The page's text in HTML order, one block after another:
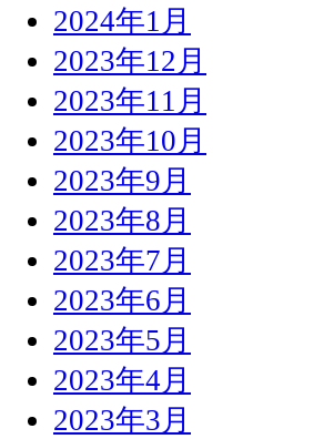
2024年1月
2023年12月
2023年11月
2023年10月
2023年9月
2023年8月
2023年7月
2023年6月
2023年5月
2023年4月
2023年3月